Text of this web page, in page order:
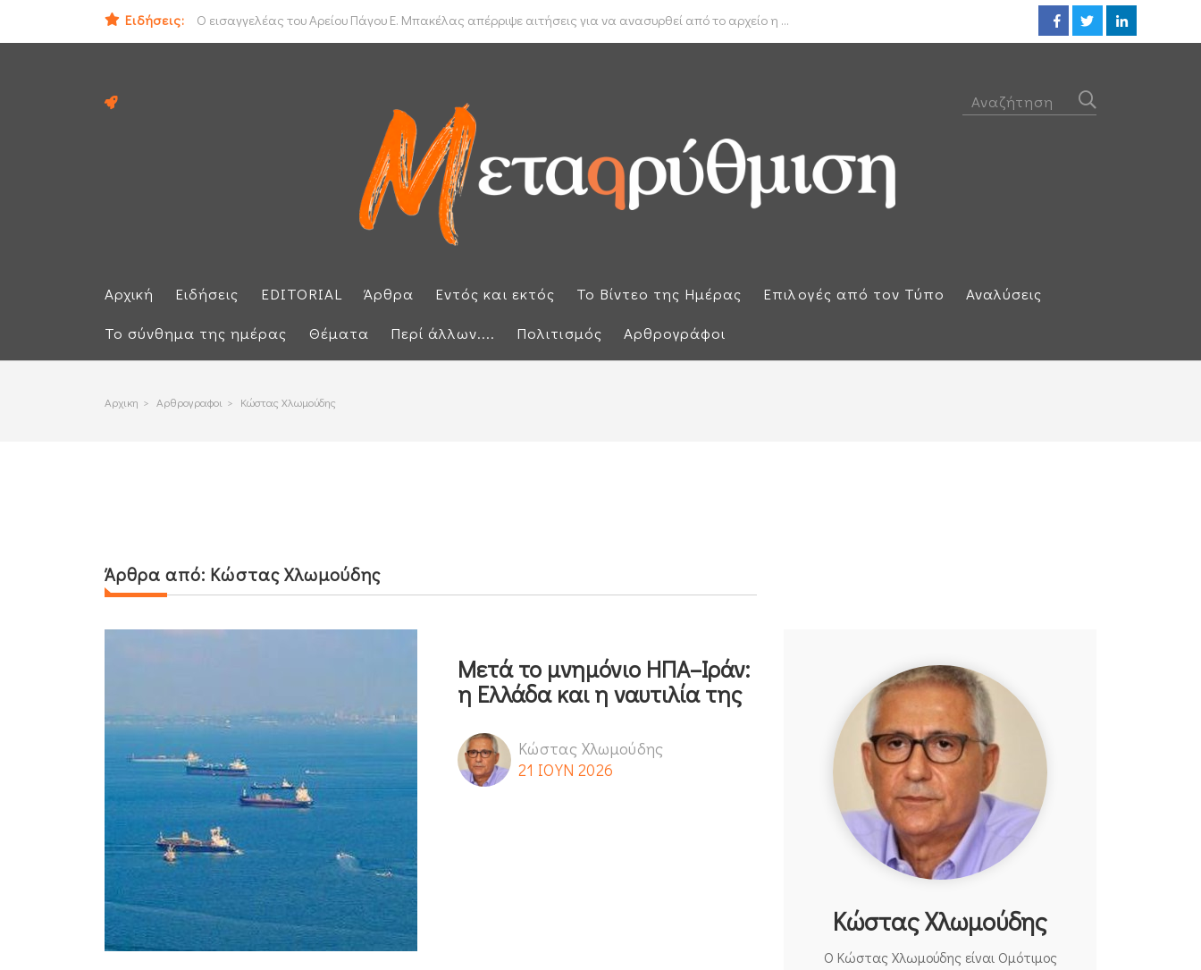
Ειδήσεις:
Ο εισαγγελέας του Αρείου Πάγου Ε. Μπακέλας απέρριψε αιτήσεις για να ανασυρθεί από το αρχείο η ...
ΟΟΣΑ: Στην τελευταία θέση η Ελλάδα για το πραγματικό διαθέσιμο εισόδημα των νοικοκυριών Προθεσμία για να
Αρχική Ειδήσεις EDITORIAL Άρθρα Εντός και εκτός Το Βίντεο της Ημέρας Επιλογές από τον Τύπο
Αναλύσεις
Το σύνθημα της ημέρας
Θέματα Περί άλλων.... Πολιτισμός Αρθρογράφοι
Αρχικη > Αρθρογραφοι > Κώστας Χλωμούδης
Άρθρα από: Κώστας Χλωμούδης
Μετά το μνημόνιο ΗΠΑ–Ιράν:
η Ελλάδα και η ναυτιλία της
Κώστας Χλωμούδης
21 ΙΟΥΝ 2026
Κώστας Χλωμούδης
Ο Κώστας Χλωμούδης είναι Ομότιμος